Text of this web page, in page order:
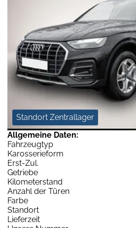
Standort Zentrallager
Allgemeine Daten:
Fahrzeugtyp
Karosserieform
Erst-Zul.
Getriebe
Kilometerstand
Anzahl der Türen
Farbe
Standort
Lieferzeit